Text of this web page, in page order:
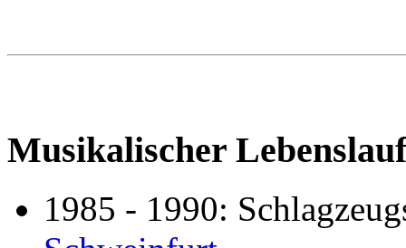
Musikalischer
1985 - 1990: